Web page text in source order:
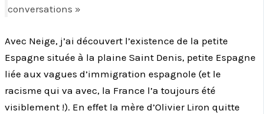
conversations »
Avec Neige, j’ai découvert l’existence de la petite
Espagne située à la plaine Saint Denis, petite Espagne
liée aux vagues d’immigration espagnole (et le
racisme qui va avec, la France l’a toujours été
visiblement !). En effet la mère d’Olivier Liron quitte